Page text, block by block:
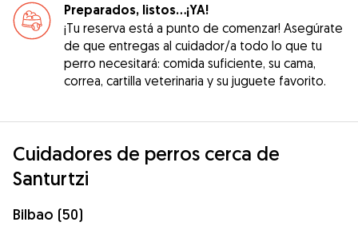
Preparados, listos...¡YA!
¡Tu reserva está a punto de comenzar! Asegúrate
de que entregas al cuidador/a todo lo que tu
perro necesitará: comida suficiente, su cama,
correa, cartilla veterinaria y su juguete favorito.
Cuidadores de perros cerca de
Santurtzi
Bilbao (50)